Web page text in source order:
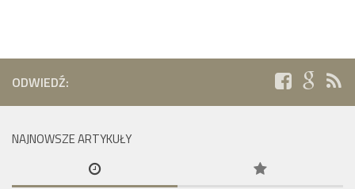
ODWIEDŹ:
NAJNOWSZE ARTYKUŁY